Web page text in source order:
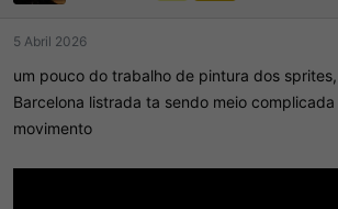
s
5 Abril 2026
um pouco do trabalho de pintura dos
Barcelona listrada ta sendo meio
movimento